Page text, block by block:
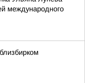
международного